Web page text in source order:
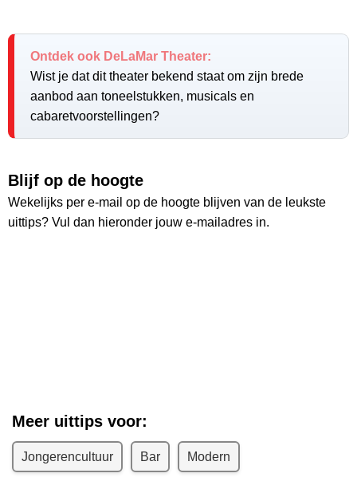
Ontdek ook DeLaMar Theater:
Wist je dat dit theater bekend staat om zijn brede
aanbod aan toneelstukken, musicals en
cabaretvoorstellingen?
Blijf op de hoogte
Wekelijks per e-mail op de hoogte blijven van de leukste
uittips? Vul dan hieronder jouw e-mailadres in.
Meer uittips voor:
Jongerencultuur Bar Modern